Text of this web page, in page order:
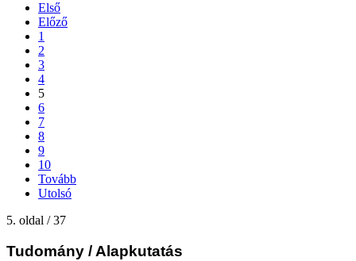
Első
Előző
1
2
3
4
5
6
7
8
9
10
Tovább
Utolsó
5. oldal / 37
Tudomány / Alapkutatás